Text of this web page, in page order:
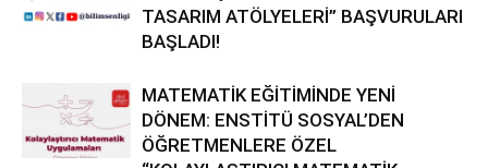
TASARIM ATÖLYELERİ” BAŞVURULARI
BAŞLADI!
MATEMATİK EĞİTİMİNDE YENİ
DÖNEM: ENSTİTÜ SOSYAL’DEN
ÖĞRETMENLERE ÖZEL